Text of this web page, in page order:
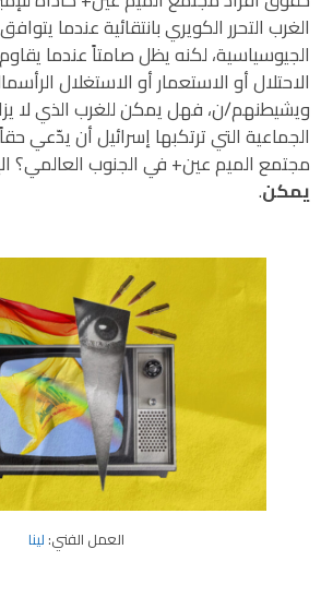
الغرب التحرر الكويري بانتقائية عندما
الجيوسياسية، لكنه يظل صامتاً عندما
الاحتلال أو الاستعمار أو الاستغلال
ويشيطنهم/ن، فهل يمكن للغرب الذي لا
الجماعية التي ترتكبها إسرائيل أن يدّعي حقاً
مجتمع الميم عين+ في الجنوب العالمي؟
يمكن.
العمل الفني: لينا